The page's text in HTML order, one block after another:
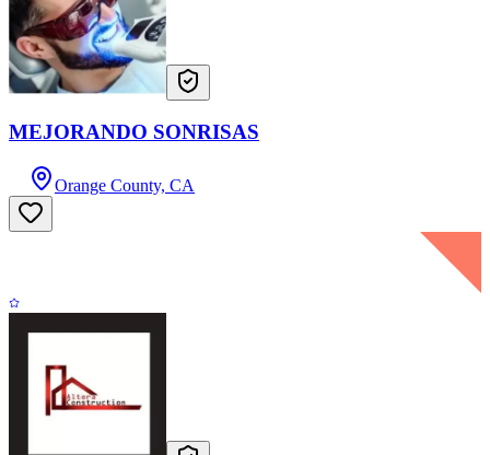
MEJORANDO SONRISAS
Orange County, CA